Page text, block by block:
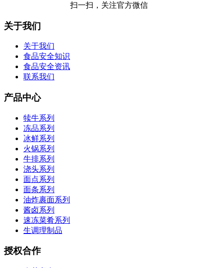
扫一扫，关注官方微信
关于我们
关于我们
食品安全知识
食品安全资讯
联系我们
产品中心
犊牛系列
冻品系列
冰鲜系列
火锅系列
牛排系列
浇头系列
面点系列
面条系列
油炸裹面系列
酱卤系列
速冻菜肴系列
生调理制品
授权合作